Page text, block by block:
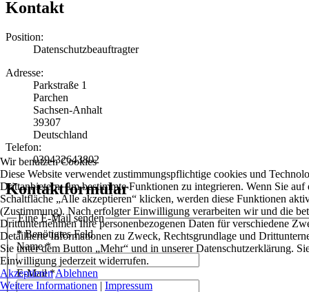
Kontakt
Position:
Datenschutzbeauftragter
Adresse:
Parkstraße 1
Parchen
Sachsen-Anhalt
39307
Deutschland
Telefon:
039432643802
Kontaktformular
Eine E-Mail senden
*Benötigtes Feld
Name*
E-Mail*
Wir benutzen Cookies
Diese Website verwendet zustimmungspflichtige cookies und
Drittanbietern, um bestimmte Funktionen zu integrieren. Wenn Sie auf
Schaltfläche „Alle akzeptieren“ klicken, werden diese Funktionen
(Zustimmung). Nach erfolgter Einwilligung verarbeiten wir und die
Drittunternehmen Ihre personenbezogenen Daten für verschiedene
Detaillierte Informationen zu Zweck, Rechtsgrundlage und
Sie unter dem Button „Mehr“ und in unserer Datenschutzerklärung.
Einwilligung jederzeit widerrufen.
Akzeptieren Ablehnen
Weitere Informationen | Impressum